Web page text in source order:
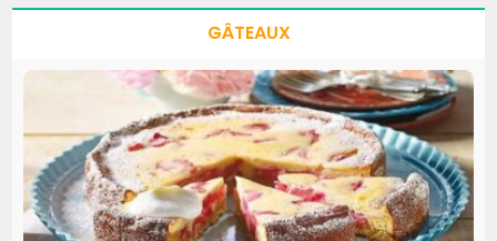
GÂTEAUX